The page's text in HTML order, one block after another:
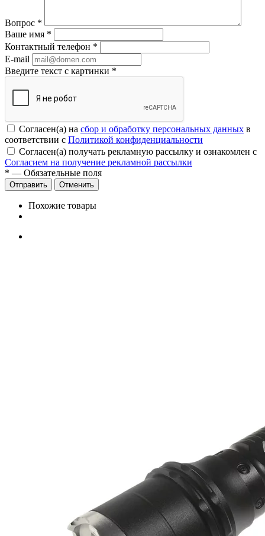
Вопрос *
Ваше имя *
Контактный телефон *
E-mail
Введите текст с картинки *
Согласен(а) на сбор и обработку персональных данных в
соответствии с Политикой конфиденциальности
Согласен(а) получать рекламную рассылку и ознакомлен с
Согласием на получение рекламной рассылки
* — Обязательные поля
Отменить
Похожие товары